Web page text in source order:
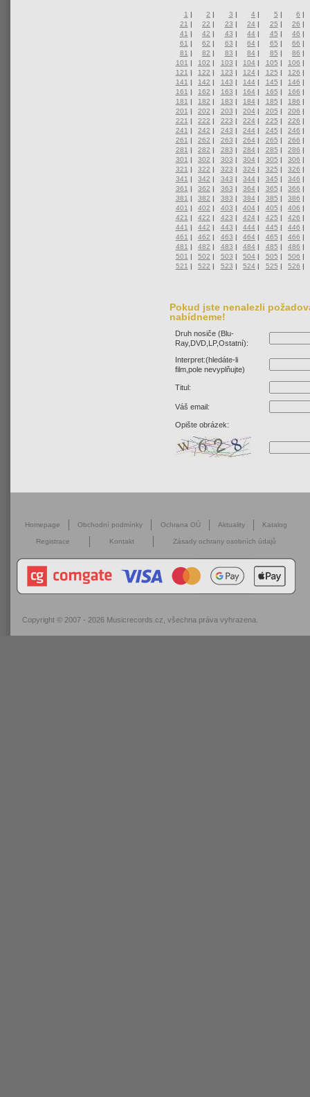
1 | 2 | 3 | 4 | 5 | 6 |
21 | 22 | 23 | 24 | 25 | 26 |
41 | 42 | 43 | 44 | 45 | 46 |
61 | 62 | 63 | 64 | 65 | 66 |
81 | 82 | 83 | 84 | 85 | 86 |
101 | 102 | 103 | 104 | 105 | 106 |
121 | 122 | 123 | 124 | 125 | 126 |
141 | 142 | 143 | 144 | 145 | 146 |
161 | 162 | 163 | 164 | 165 | 166 |
181 | 182 | 183 | 184 | 185 | 186 |
201 | 202 | 203 | 204 | 205 | 206 |
221 | 222 | 223 | 224 | 225 | 226 |
241 | 242 | 243 | 244 | 245 | 246 |
261 | 262 | 263 | 264 | 265 | 266 |
281 | 282 | 283 | 284 | 285 | 286 |
301 | 302 | 303 | 304 | 305 | 306 |
321 | 322 | 323 | 324 | 325 | 326 |
341 | 342 | 343 | 344 | 345 | 346 |
361 | 362 | 363 | 364 | 365 | 366 |
381 | 382 | 383 | 384 | 385 | 386 |
401 | 402 | 403 | 404 | 405 | 406 |
421 | 422 | 423 | 424 | 425 | 426 |
441 | 442 | 443 | 444 | 445 | 446 |
461 | 462 | 463 | 464 | 465 | 466 |
481 | 482 | 483 | 484 | 485 | 486 |
501 | 502 | 503 | 504 | 505 | 506 |
521 | 522 | 523 | 524 | 525 | 526 |
Pokud jste nenalezli
nabídneme!
Druh nosiče (Blu-
Ray,DVD,LP,Ostatní):
Interpret:(hledáte-li
film,pole nevyplňujte)
Titul:
Váš email:
Opište obrázek:
Homepage Obchodní podmínky Ochrana OÚ Aktuality Katalog
Registrace Kontakt Zásady ochrany osobních údajů
Copyright © 2007 - 2026 Musicrecords.cz , všechna práva vyhrazena.